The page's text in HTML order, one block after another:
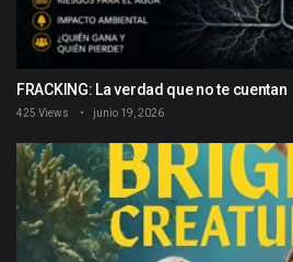
FRACKING: La verdad que no te cuentan
425 Views junio 19, 2026